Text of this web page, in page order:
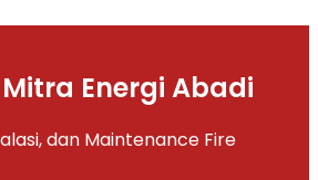
Energi Abadi
dan Maintenance Fire